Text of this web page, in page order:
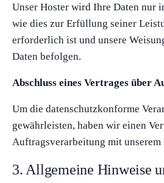
Unser Hoster wird Ihre Daten nur
wie dies zur Erfüllung seiner
erforderlich ist und unsere
Daten befolgen.
Abschluss eines Vertrages über
Um die datenschutzkonforme
gewährleisten, haben wir einen
Auftragsverarbeitung mit unserem
3. Allgemeine Hinweise